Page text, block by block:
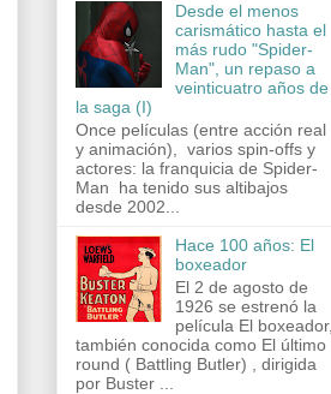
Desde el menos
carismático hasta el
más rudo "Spider-
Man", un repaso a
veinticuatro años de
la saga (I)
Once películas (entre acción real
y animación), varios spin-offs y
actores: la franquicia de Spider-
Man ha tenido sus altibajos
desde 2002...
Hace 100 años: El
boxeador
El 2 de agosto de
1926 se estrenó la
película El boxeador,
también conocida como El último
round ( Battling Butler) , dirigida
por Buster ...